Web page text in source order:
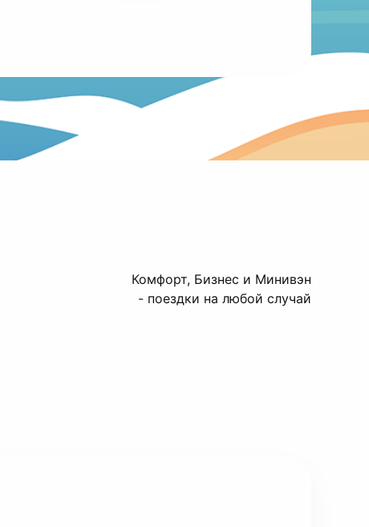
Комфорт, Бизнес и Минивэн
- поездки на любой случай